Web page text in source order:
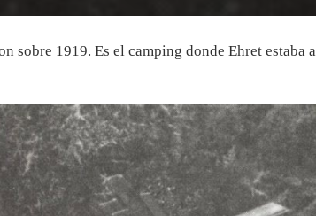
sobre 1919. Es el camping donde Ehret estaba